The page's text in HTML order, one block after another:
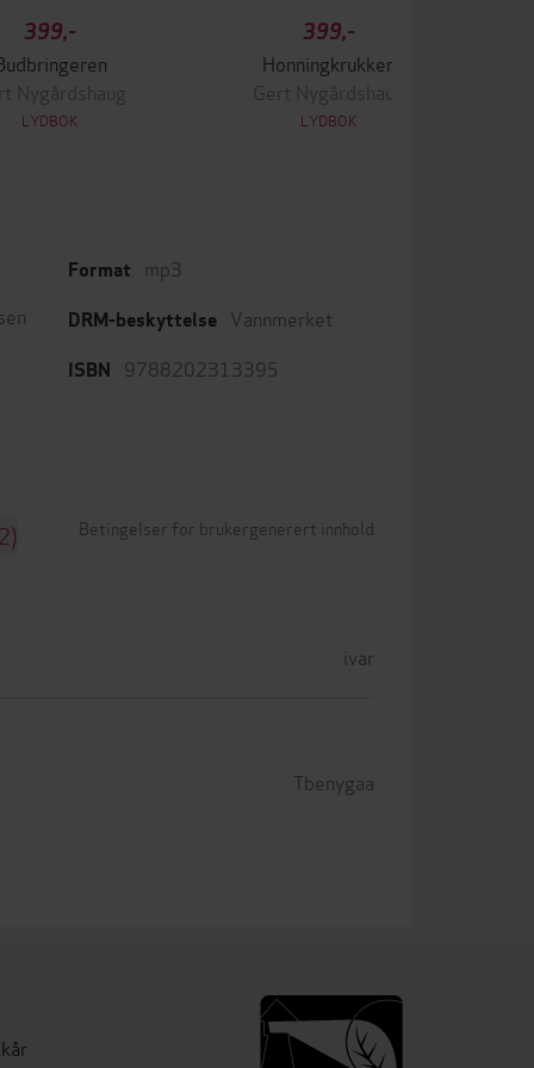
399,-
Nygårdshaug
LYDBOK
399,-
Honningkrukken
Gert Nygårdshaug
LYDBOK
Format mp3
DRM-beskyttelse Vannmerket
ISBN 9788202313395
Betingelser for brukergenerert innhold
ivar
Tbenygaa